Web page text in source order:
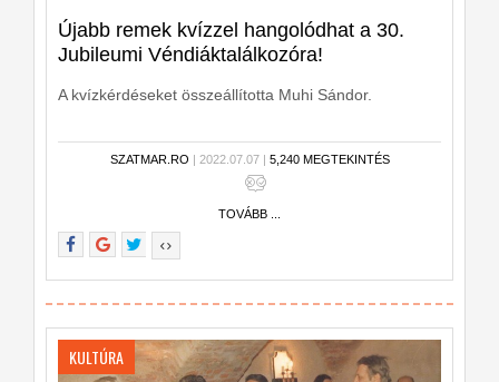
Újabb remek kvízzel hangolódhat a 30.
Jubileumi Véndiáktalálkozóra!
A kvízkérdéseket összeállította Muhi Sándor.
SZATMAR.RO | 2022.07.07 | 5,240 MEGTEKINTÉS
TOVÁBB ...
KULTÚRA